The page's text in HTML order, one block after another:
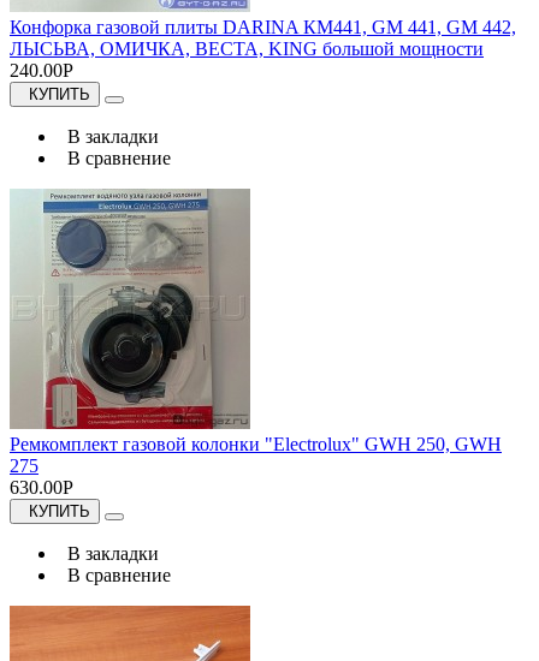
Конфорка газовой плиты DARINA КМ441, GM 441, GM 442,
ЛЫСЬВА, ОМИЧКА, ВЕСТА, KING большой мощности
240.00Р
КУПИТЬ
В закладки
В сравнение
Ремкомплект газовой колонки "Electrolux" GWH 250, GWH
275
630.00Р
КУПИТЬ
В закладки
В сравнение